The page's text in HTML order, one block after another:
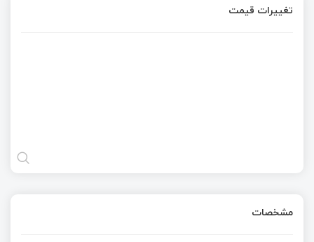
تغییرات قیمت
مشخصات